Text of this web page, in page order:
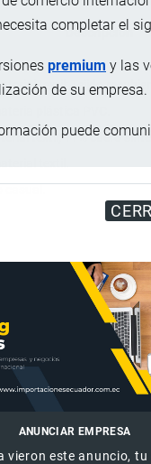
completar el
premium y las
de su empresa.
puede
Descripción
textil; Tejido
textil; 11% cuero
textil.
ANUNCIAR EMPRESA
vieron este anuncio, tu